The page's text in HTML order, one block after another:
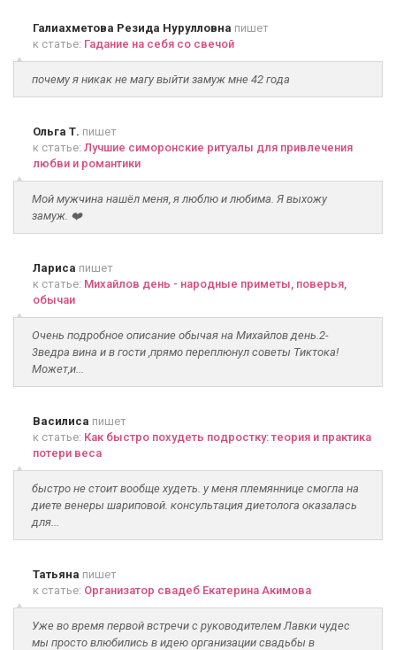
Галиахметова Резида Нурулловна пишет
к статье: Гадание на себя со свечой
почему я никак не магу выйти замуж мне 42 года
Ольга Т. пишет
к статье: Лучшие симоронские ритуалы для привлечения
любви и романтики
Мой мужчина нашёл меня, я люблю и любима. Я выхожу
замуж. ❤️
Лариса пишет
к статье: Михайлов день - народные приметы, поверья,
обычаи
Очень подробное описание обычая на Михайлов день.2-
3ведра вина и в гости ,прямо переплюнул советы Тиктока!
Может,и...
Василиса пишет
к статье: Как быстро похудеть подростку: теория и практика
потери веса
быстро не стоит вообще худеть. у меня племяннице смогла на
диете венеры шариповой. консультация диетолога оказалась
для...
Татьяна пишет
к статье: Организатор свадеб Екатерина Акимова
Уже во время первой встречи с руководителем Лавки чудес
мы просто влюбились в идею организации свадьбы в